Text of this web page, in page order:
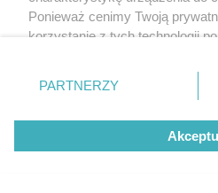
Ponieważ cenimy Twoją
korzystanie z tych technologii
zmienić/wycofać klikając
znajdujący się w lewym dolnym
rodzaje przetwarzania danych
użytkownika, ale masz prawo
przetwarzaniu. Preferencje
PARTNERZY